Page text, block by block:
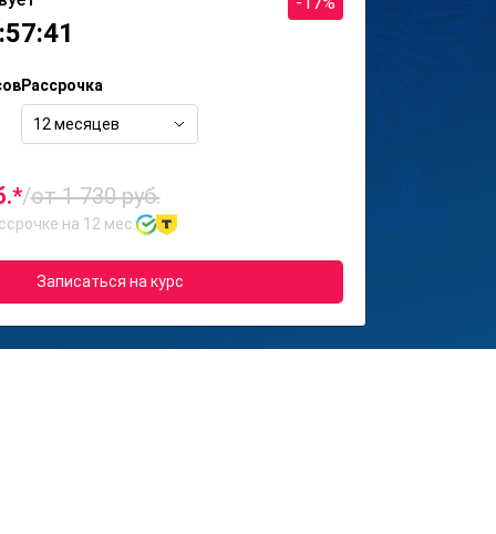
Рассрочка
12 месяцев
/от 1 730 руб.
на 12 мес.
Записаться на курс